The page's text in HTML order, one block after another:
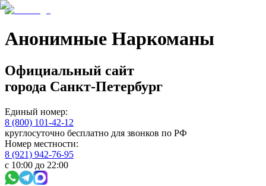
Анонимные Наркоманы
Официальный сайт
города Санкт-Петербург
Единый номер:
8 (800) 101-42-12
круглосуточно бесплатно для звонков по РФ
Номер местности:
8 (921) 942-76-95
с 10:00 до 22:00